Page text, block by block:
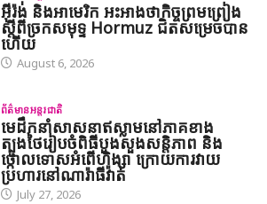
អ៊ីរ៉ង់ និងអាមេរិក អះអាងថាកិច្ចព្រមព្រៀង
ស្តីពីច្រកសមុទ្ទ Hormuz ជិតសម្រេចបាន
ហើយ
August 6, 2026
ព័ត៌មានអន្តរជាតិ
មេដឹកនាំសាសនាឥស្លាមនៅភាគខាង
ត្បូងថៃរៀបចំពិធីបួងសួងសន្តិភាព និង
ថ្កោលទោសអំពើហិង្សា ក្រោយការវាយ
ប្រហារនៅណារ៉ាធីវ៉ាត់
July 27, 2026